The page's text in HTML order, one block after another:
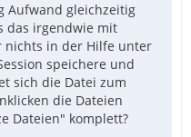
Aufwand gleichzeitig
das irgendwie mit
nichts in der Hilfe unter
speichere und
sich die Datei zum
die Dateien
Dateien" komplett?